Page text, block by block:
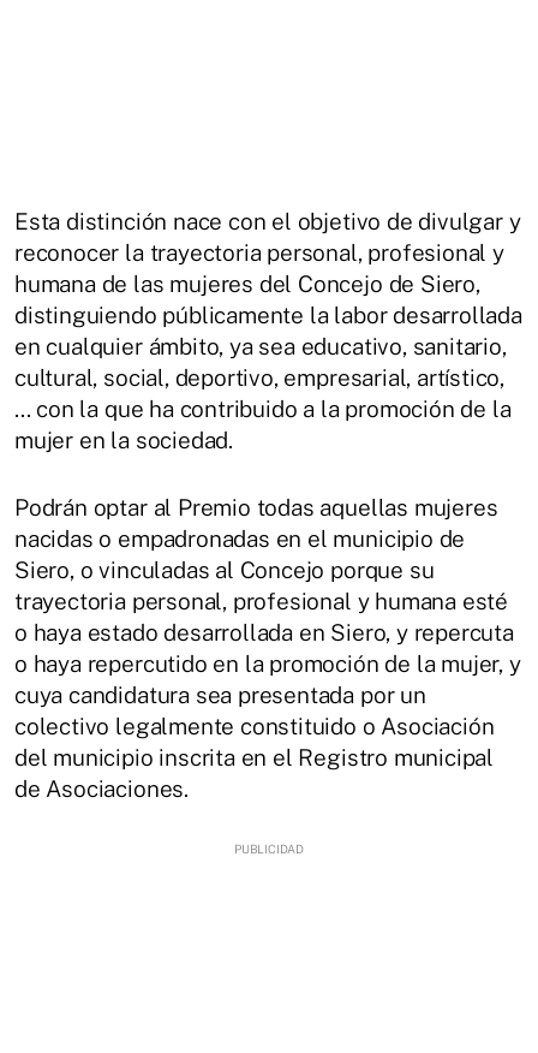
Esta distinción nace con el objetivo de divulgar y
reconocer la trayectoria personal, profesional y
humana de las mujeres del Concejo de Siero,
distinguiendo públicamente la labor desarrollada
en cualquier ámbito, ya sea educativo, sanitario,
cultural, social, deportivo, empresarial, artístico,
... con la que ha contribuido a la promoción de la
mujer en la sociedad.
Podrán optar al Premio todas aquellas mujeres
nacidas o empadronadas en el municipio de
Siero, o vinculadas al Concejo porque su
trayectoria personal, profesional y humana esté
o haya estado desarrollada en Siero, y repercuta
o haya repercutido en la promoción de la mujer, y
cuya candidatura sea presentada por un
colectivo legalmente constituido o Asociación
del municipio inscrita en el Registro municipal
de Asociaciones.